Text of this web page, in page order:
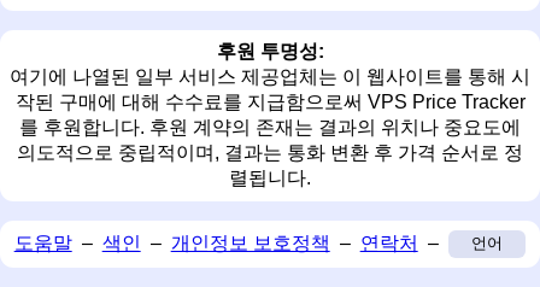
후원 투명성:
여기에 나열된 일부 서비스 제공업체는 이 웹사이트를 통해 시
작된 구매에 대해 수수료를 지급함으로써 VPS Price Tracker
를 후원합니다. 후원 계약의 존재는 결과의 위치나 중요도에
의도적으로 중립적이며, 결과는 통화 변환 후 가격 순서로 정
렬됩니다.
도움말– 색인 – 개인정보 보호정책 – 연락처 – 언어